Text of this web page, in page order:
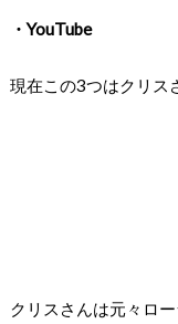
・YouTube
現在この3つはクリス
クリスさんは元々ロ